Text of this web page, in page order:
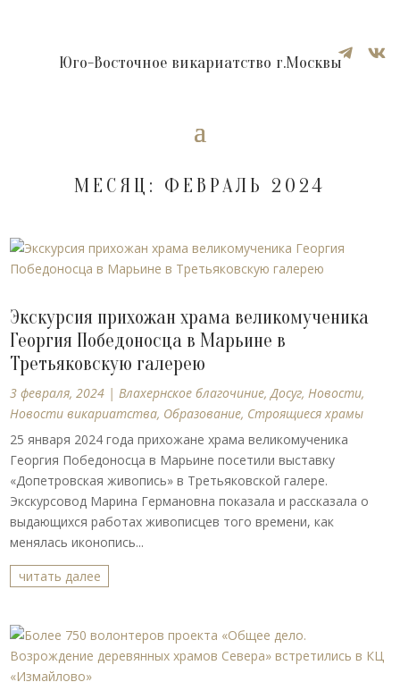
 
Юго-Восточное викариатство г.Москвы
МЕСЯЦ: ФЕВРАЛЬ 2024
Экскурсия прихожан храма великомученика
Георгия Победоносца в Марьине в
Третьяковскую галерею
3 февраля, 2024 |Влахернское благочиние,Досуг,Новости,
Новости викариатства, Образование, Строящиеся храмы
25 января 2024 года прихожане храма великомученика
Георгия Победоносца в Марьине посетили выставку
«Допетровская живопись» в Третьяковской галере.
Экскурсовод Марина Германовна показала и рассказала о
выдающихся работах живописцев того времени, как
менялась иконопись...
читать далее